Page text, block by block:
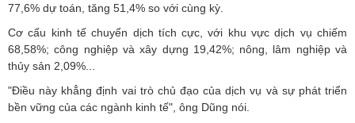
77,6% dự toán, tăng 51,4% so với cùng kỳ.
Cơ cấu kinh tế chuyển dịch tích cực, với khu vực dịch vụ chiếm
68,58%; công nghiệp và xây dựng 19,42%; nông, lâm nghiệp và
thủy sản 2,09%...
"Điều này khẳng định vai trò chủ đạo của dịch vụ và sự phát triển
bền vững của các ngành kinh tế", ông Dũng nói.